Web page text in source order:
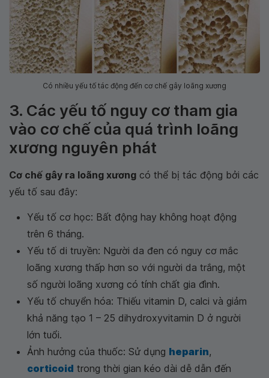
Có nhiều yếu tố tác động đến cơ chế gây loãng xương
3. Các yếu tố nguy cơ tham gia
vào cơ chế của quá trình loãng
xương nguyên phát
Cơ chế gây ra loãng xương có thể bị tác động bởi các
yếu tố sau đây:
Yếu tố cơ học: Bất động hay không hoạt động
trên 6 tháng.
Yếu tố di truyền: Người da đen có nguy cơ mắc
loãng xương thấp hơn so với người da trắng, một
số người loãng xương có tính chất gia đình.
Yếu tố chuyển hóa: Thiếu vitamin D, calci và giảm
khả năng tạo 1 – 25 dihydroxyvitamin D ở người
lớn tuổi.
Ảnh hưởng của thuốc: Sử dụng heparin,
corticoid trong thời gian kéo dài dễ dẫn đến